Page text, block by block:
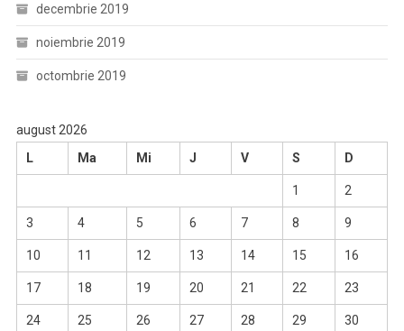
decembrie 2019
noiembrie 2019
octombrie 2019
august 2026
L
Ma Mi J V S D
1 2
3 4 5 6 7 8 9
10 11 12 13 14 15 16
17 18 19 20 21 22 23
24 25 26 27 28 29 30